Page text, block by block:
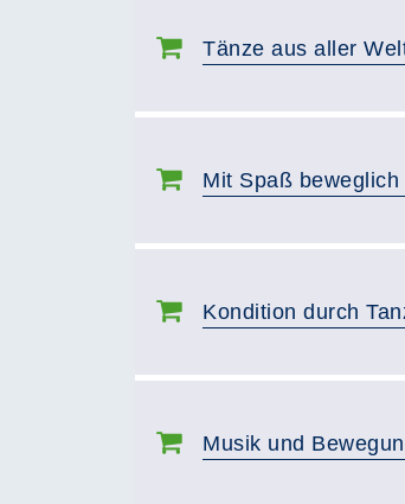
Tänze aus aller
Mit Spaß beweglich
Kondition durch
Musik und